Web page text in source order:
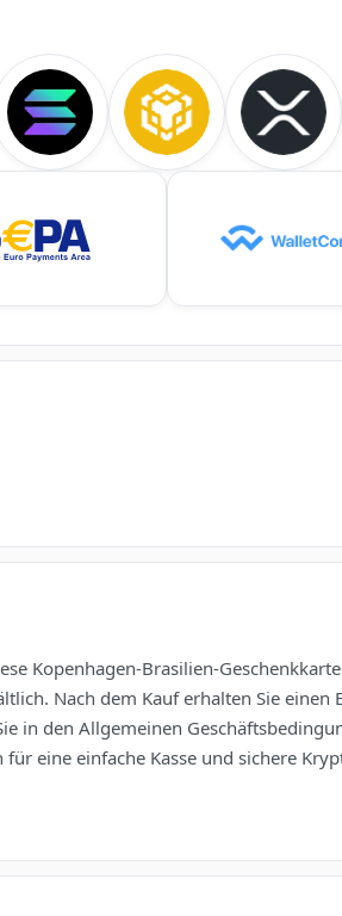
Kopenhagen-Brasilien-
Nach dem Kauf erhalten Sie
in den Allgemeinen
eine einfache Kasse und sichere